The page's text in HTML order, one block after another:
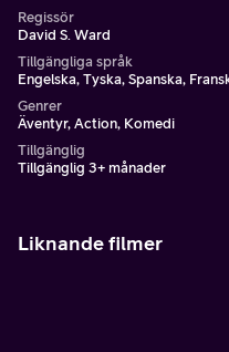
Regissör
David S. Ward
Tillgängliga språk
Engelska, Tyska, Spanska,
Genrer
Äventyr, Action, Komedi
Tillgänglig
Tillgänglig 3+ månader
Liknande filmer